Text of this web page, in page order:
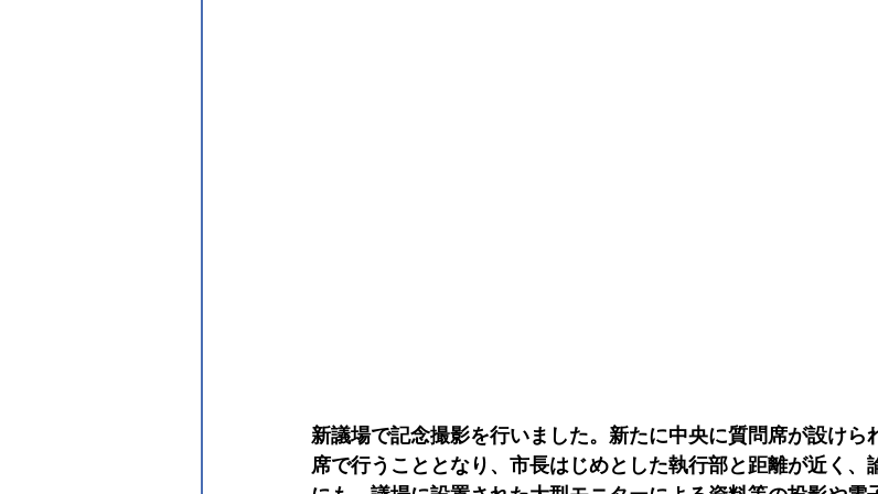
新議場で記念撮影を行いました。新たに中央に質問席が設けら
席で行うこととなり、市長はじめとした執行部と距離が近く、